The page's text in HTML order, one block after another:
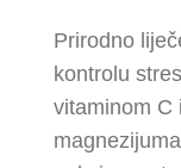
Prirodno
kontrolu
vitaminom C